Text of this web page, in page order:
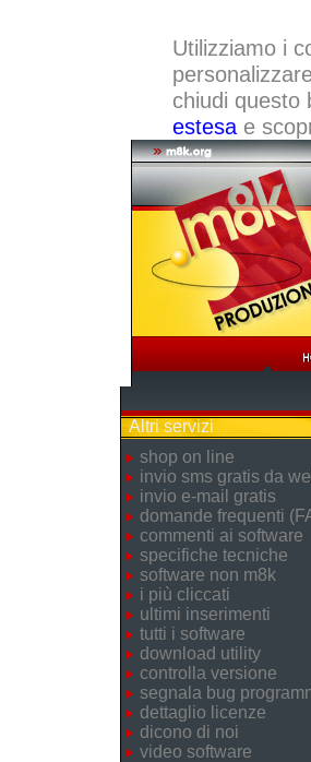
Utilizziamo i
chiudi questo
estesae
Altri servizi
shop on line
invio sms gratis da
invio e-mail gratis
domande frequenti
commenti ai software
specifiche tecniche
software non m8k
i più cliccati
ultimi inserimenti
tutti i software
download utility
controlla versione
segnala bug
dettaglio licenze
dicono di noi
video software